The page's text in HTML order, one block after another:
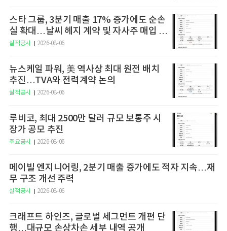
스타 그룹, 3분기 매출 17% 증가에도 순손
실 확대…날씨 헤지 계약 및 자사주 매입 지
속
실적공시 2026-08-06
뉴스케일 파워, 美 역사상 최대 원전 배치
추진…TVA와 전력계약 논의
실적공시 2026-08-06
루비코, 최대 2500만 달러 규모 보통주 시
장가 공모 추진
주요공시 2026-08-06
메이빌 엔지니어링, 2분기 매출 증가에도 적자 지속…재
무 구조 개선 주력
실적공시 2026-08-06
크래프트 하인즈, 글로벌 세그먼트 개편 단
행…대규모 손상차손 세부 내역 공개